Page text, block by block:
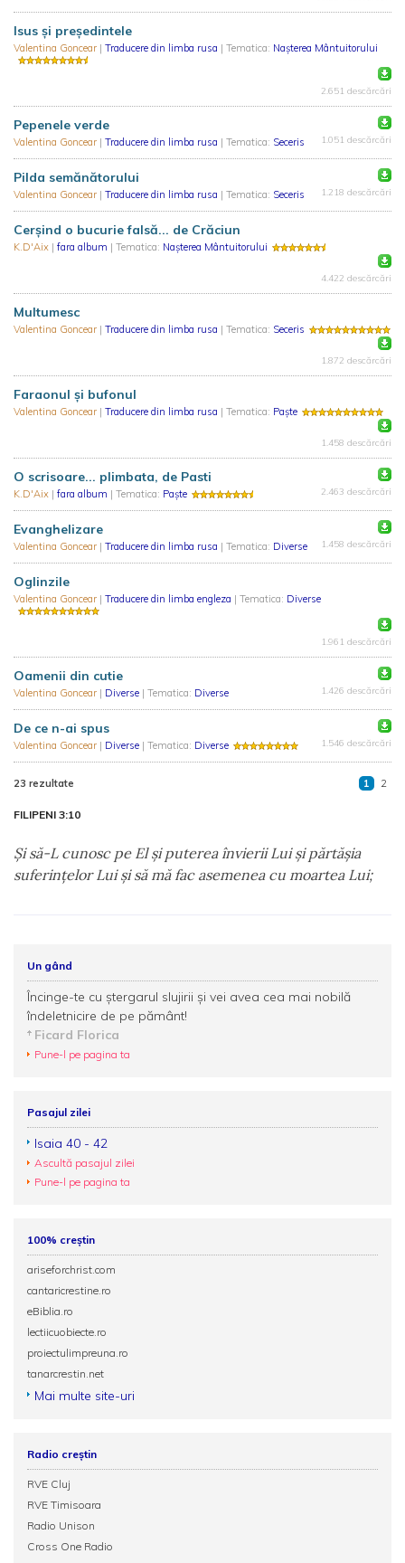
Isus și președintele
Valentina Goncear | Traducere din limba rusa | Tematica: Nașterea Mântuitorului
2.651 descărcări
Pepenele verde
Valentina Goncear | Traducere din limba rusa | Tematica: Seceris 1.051 descărcări
Pilda semănătorului
Valentina Goncear | Traducere din limba rusa | Tematica: Seceris 1.218 descărcări
Cerșind o bucurie falsă... de Crăciun
K.D'Aix | fara album | Tematica: Nașterea Mântuitorului
4.422 descărcări
Multumesc
Valentina Goncear | Traducere din limba rusa | Tematica: Seceris
1.872 descărcări
Faraonul și bufonul
Valentina Goncear | Traducere din limba rusa | Tematica: Paște
1.458 descărcări
O scrisoare... plimbata, de Pasti
K.D'Aix | fara album | Tematica: Paște 2.463 descărcări
Evanghelizare
Valentina Goncear | Traducere din limba rusa | Tematica: Diverse 1.458 descărcări
Oglinzile
Valentina Goncear | Traducere din limba engleza | Tematica: Diverse
1.961 descărcări
Oamenii din cutie
Valentina Goncear | Diverse | Tematica: Diverse 1.426 descărcări
De ce n-ai spus
Valentina Goncear | Diverse | Tematica: Diverse 1.546 descărcări
23 rezultate 1 2
FILIPENI 3:10
Şi să-L cunosc pe El şi puterea învierii Lui şi părtăşia
suferinţelor Lui şi să mă fac asemenea cu moartea Lui;
Un gând
Încinge-te cu ştergarul slujirii şi vei avea cea mai nobilă
îndeletnicire de pe pământ!
Ficard Florica
Pune-l pe pagina ta
Pasajul zilei
Isaia 40 - 42
Ascultă pasajul zilei
Pune-l pe pagina ta
100% creștin
ariseforchrist.com
cantaricrestine.ro
eBiblia.ro
lectiicuobiecte.ro
proiectulimpreuna.ro
tanarcrestin.net
Mai multe site-uri
Radio creștin
RVE Cluj
RVE Timisoara
Radio Unison
Cross One Radio